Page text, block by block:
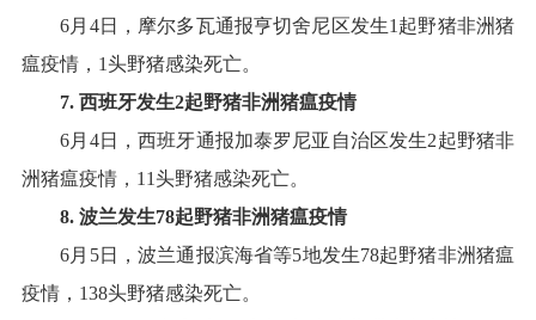
6月 4日，摩尔多瓦通报亨切舍尼区发生1 起野猪非洲猪
瘟疫情， 1头野猪感染死亡。
7. 西班牙发生2起野猪非洲猪瘟疫情
6月 4日，西班牙通报加泰罗尼亚自治区发生2起野猪非
洲猪瘟疫情， 11头野猪感染死亡。
8. 波兰发生78起野猪非洲猪瘟疫情
6月 5日，波兰通报滨海省等5地发生78起野猪非洲猪瘟
疫情， 138头野猪感染死亡。